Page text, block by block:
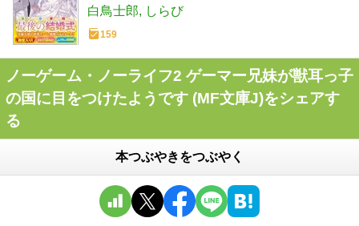
白鳥士郎 しらび
159
ノーゲーム・ノーライフ2 ゲーマー兄妹が獣耳っ子
の国に目をつけたようです (MF文庫J)をシェアす
る
本つぶやきをつぶやく